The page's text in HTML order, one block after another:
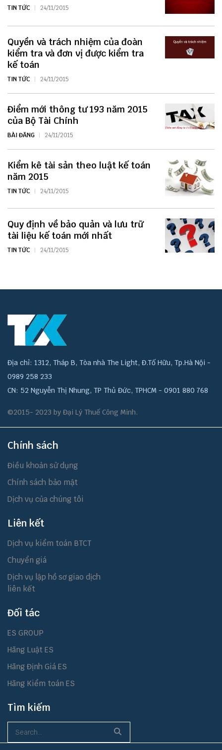
TIN TỨC 24/11/2015
Quyền và trách nhiệm của đoàn
kiểm tra và đơn vị được kiểm tra
kế toán
TIN TỨC 24/11/2015
Điểm mới thông tư 193 năm 2015
của Bộ Tài Chính
BÀI ĐĂNG 24/11/2015
Kiểm kê tài sản theo luật kế toán
năm 2015
TIN TỨC 24/11/2015
Quy định về bảo quản và lưu trữ
tài liệu kế toán mới nhất
TIN TỨC 24/11/2015
Địa chỉ: 1312, Tháp B, Tòa nhà The Light, Đ.Tố Hữu, Tp.Hà Nội -
0989 258 233
CN: 52 Nguyễn Thị Nhung, TP Thủ Đức, TPHCM - 0901 880 768
©2015- 2023 by Đại Lý Thuế Công Minh.
Chính sách
Điều khoản sử dụng
Chính sách bảo mật
Dịch vụ của chúng tôi
Liên kết
Dịch vụ kiểm toán BTCT
Chuyển giá
Dịch vụ lập hồ sơ giao dịch
liên kết
Đối tác
ES GROUP
Hãng Luật ES
Hãng Định Giá ES
Hãng Kiểm toán ES
Tìm kiếm